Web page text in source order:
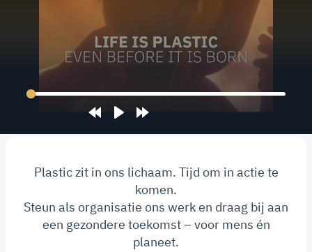
Plastic zit in ons lichaam. Tijd om in actie te
komen.
Steun als organisatie ons werk en draag bij aan
een gezondere toekomst – voor mens én
planeet.